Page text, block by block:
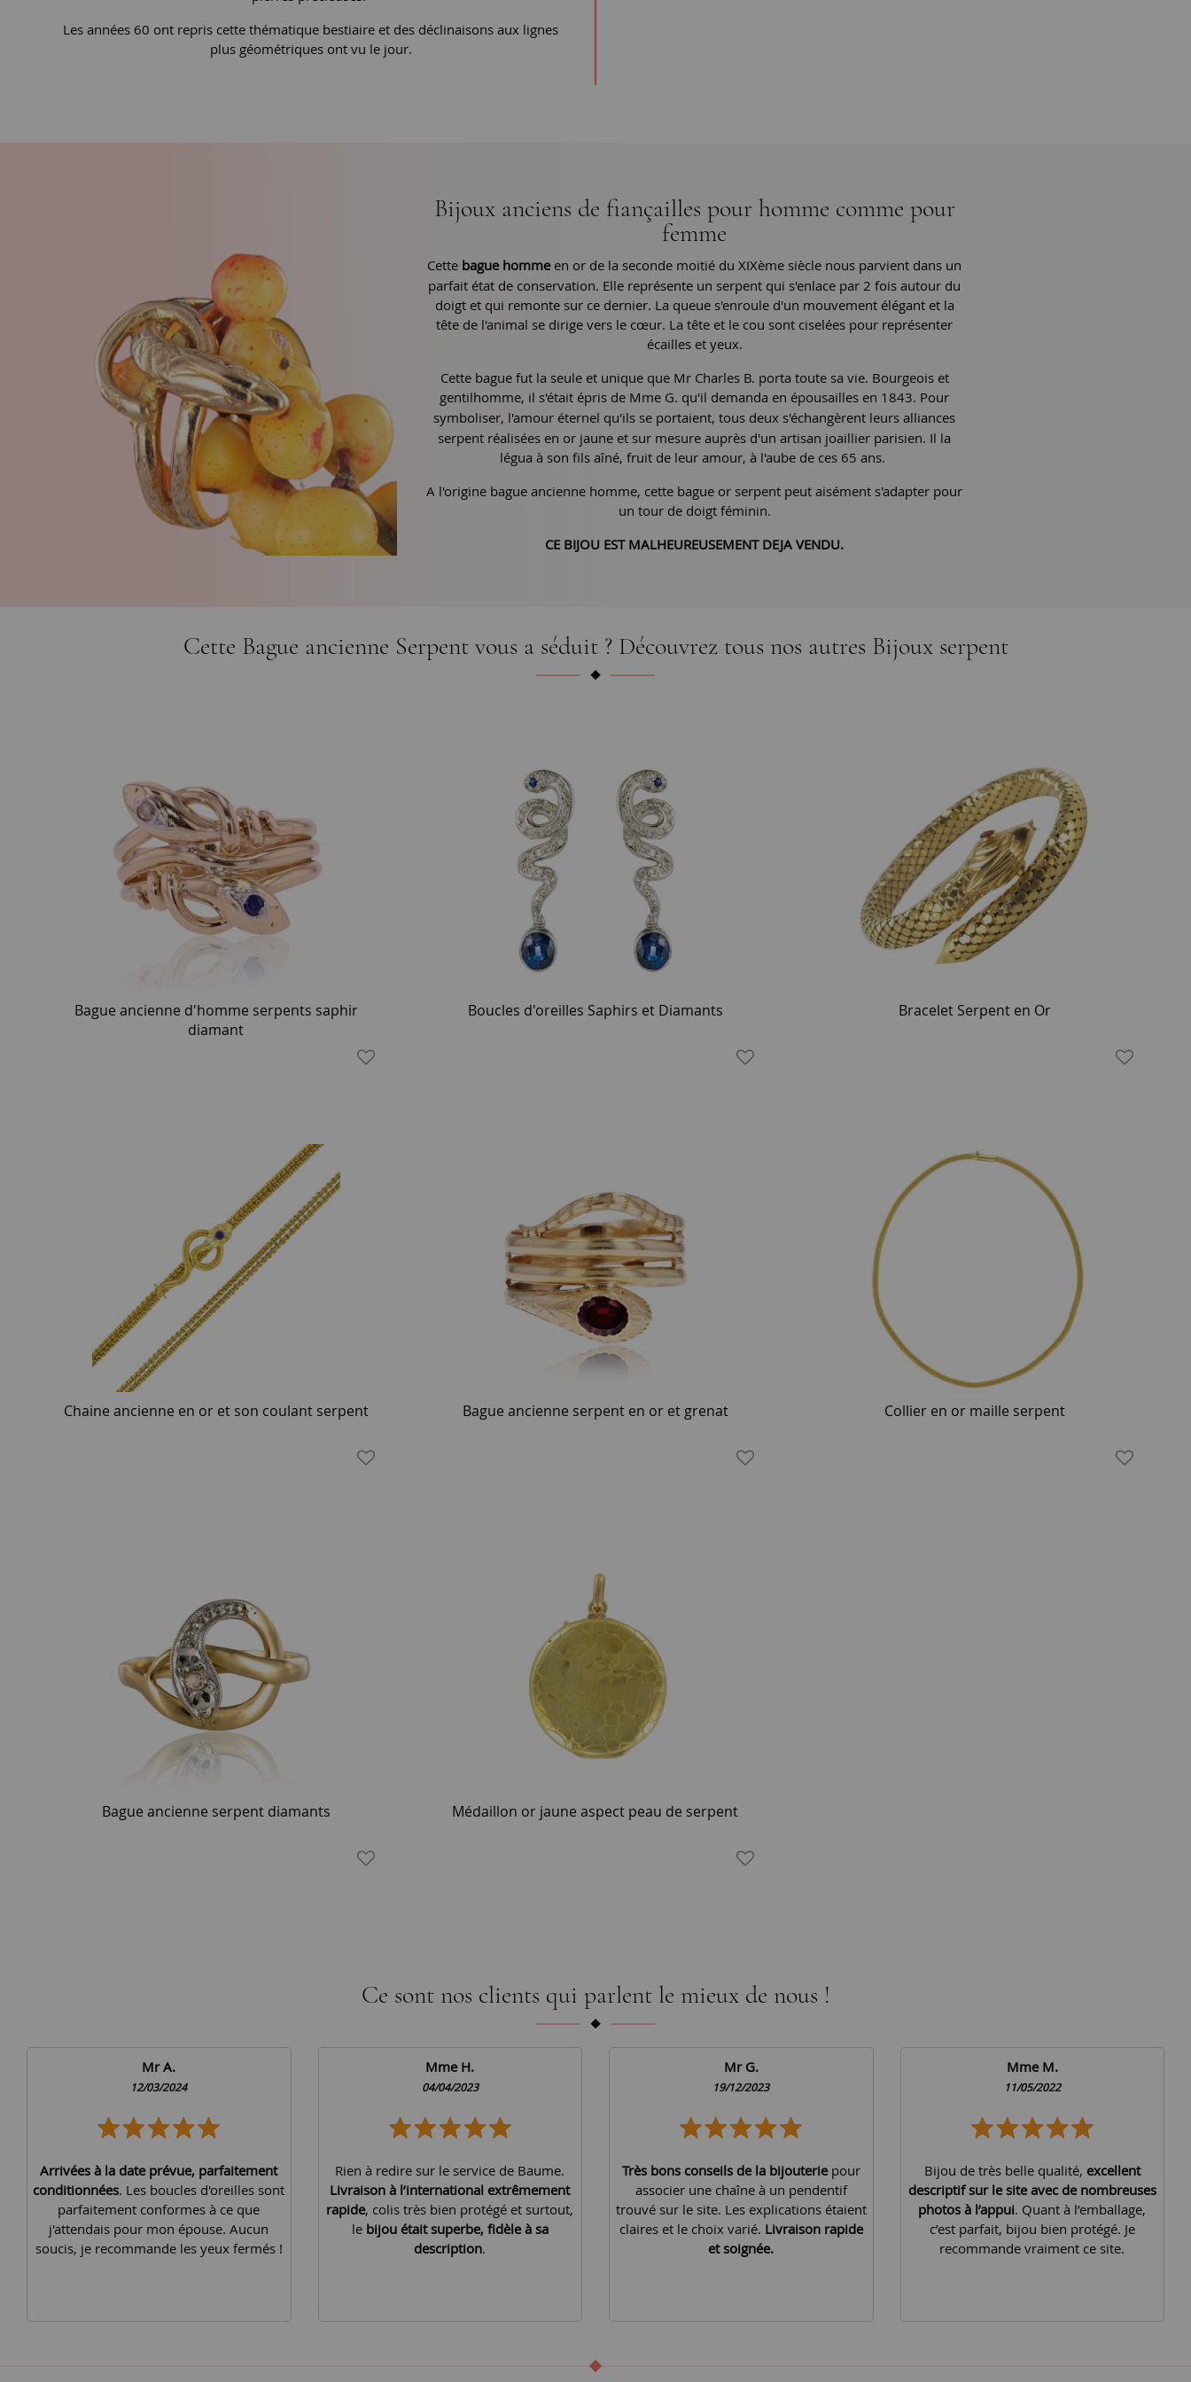
Les années 60 ont repris cette thématique bestiaire et des déclinaisons aux lignes
plus géométriques ont vu le jour.
Bijoux anciens de fiançailles pour homme comme pour
femme
Cette bague hommeen or de la seconde moitié du XIXème siècle nous parvient dans un
parfait état de conservation. Elle représente un serpent qui s'enlace par 2 fois autour du
doigt et qui remonte sur ce dernier. La queue s'enroule d'un mouvement élégant et la
tête de l'animal se dirige vers le cœur. La tête et le cou sont ciselées pour représenter
écailles et yeux.
Cette bague fut la seule et unique que Mr Charles B. porta toute sa vie. Bourgeois et
gentilhomme, il s'était épris de Mme G. qu'il demanda en épousailles en 1843. Pour
symboliser, l'amour éternel qu'ils se portaient, tous deux s'échangèrent leursalliances
serpent réalisées en or jaune et sur mesure auprès d'un artisan joaillier parisien. Il la
légua à son fils aîné, fruit de leur amour, à l'aube de ces 65 ans.
A l'origine bague ancienne homme, cette bague or serpent peut aisément s'adapter pour
un tour de doigt féminin.
CE BIJOU EST MALHEUREUSEMENT DEJA VENDU.
Cette Bague ancienne Serpent vous a séduit ? Découvrez tous nos autres Bijoux serpent
Bague ancienne d'homme serpents saphir
diamant
Boucles d'oreilles Saphirs et Diamants Bracelet Serpent en Or
Chaine ancienne en or et son coulant serpent Bague ancienne serpent en or et grenat Collier en or maille serpent
Bague ancienne serpent diamants Médaillon or jaune aspect peau de serpent
Ce sont nos clients qui parlent le mieux de nous !
Mr A.
12/03/2024
Arrivées à la date prévue, parfaitement
conditionnées. Les boucles d'oreilles sont
parfaitement conformes à ce que
j'attendais pour mon épouse. Aucun
soucis, je recommande les yeux fermés !
Mme H.
04/04/2023
Rien à redire sur le service de Baume.
Livraison à l’international extrêmement
rapide, colis très bien protégé et surtout,
le bijou était superbe, fidèle à sa
description.
Mr G.
19/12/2023
Très bons conseils de la bijouteriepour
associer une chaîne à un pendentif
trouvé sur le site. Les explications étaient
claires et le choix varié. Livraison rapide
et soignée.
Mme M.
11/05/2022
Bijou de très belle qualité, excellent
descriptif sur le site avec de nombreuses
photos à l’appui. Quant à l’emballage,
c’est parfait, bijou bien protégé. Je
recommande vraiment ce site.